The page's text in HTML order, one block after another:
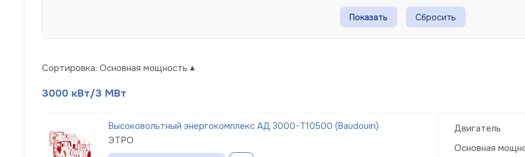
Сбросить
Сортировка: Основная мощность
3000 кВт/3 МВт
Высоковольтный энергокомплекс АД 3000-Т10500 (Baudouin)
ЭТРО
Двигатель
Основная